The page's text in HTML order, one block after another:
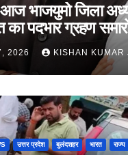
आज भाजयुमो जिला
का पदभार ग्रहण
2026 KISHAN KUMAR
उत्तर प्रदेश बुलंदशहर भारत राज्य